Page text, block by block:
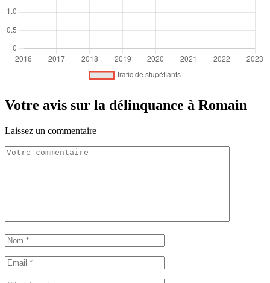
Votre avis sur la délinquance à Romain
Laissez un commentaire